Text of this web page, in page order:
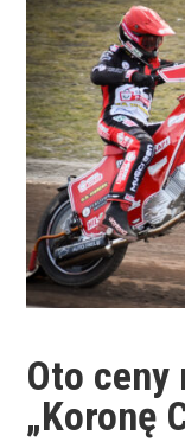
Oto
„Koronę